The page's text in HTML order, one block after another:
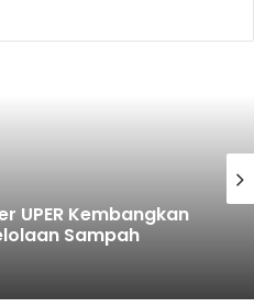
UPER Kembangkan